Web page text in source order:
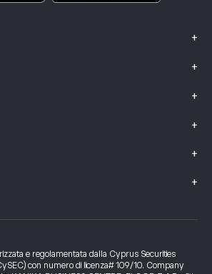
+
+
+
+
+
+
e regolamentata dalla Cyprus Securities
con numero di licenza# 109/10. Company